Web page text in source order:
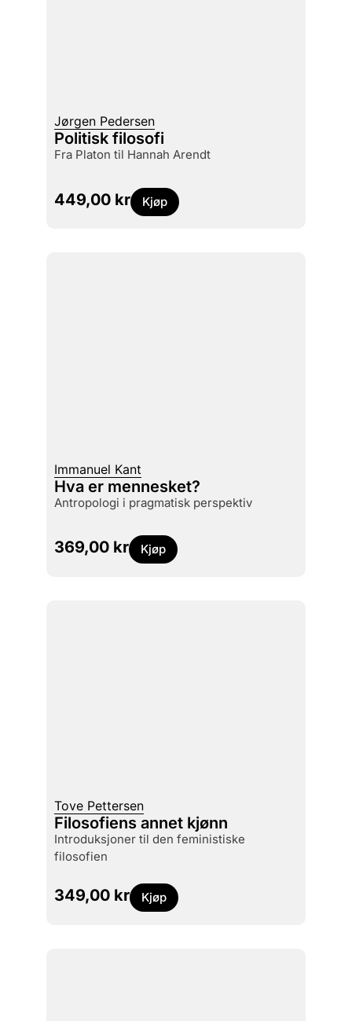
Jørgen Pedersen
Politisk filosofi
fra Platon til Hannah Arendt
449,00 kr Kjøp
Immanuel Kant
Hva er mennesket?
antropologi i pragmatisk perspektiv
369,00 kr Kjøp
Tove Pettersen
Filosofiens annet kjønn
introduksjoner til den feministiske
filosofien
349,00 kr Kjøp